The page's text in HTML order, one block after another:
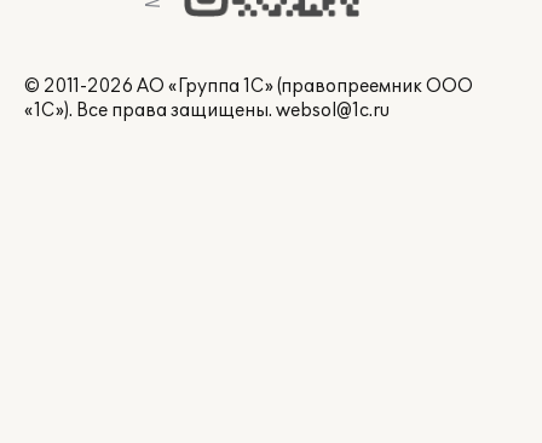
© 2011-2026 АО «Группа 1С» (правопреемник ООО
«1С»). Все права защищены. websol@1c.ru